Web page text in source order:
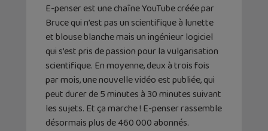
E-penser est une chaîne YouTube créée par
Bruce qui n’est pas un scientifique à lunette
et blouse blanche mais un ingénieur logiciel
qui s’est pris de passion pour la vulgarisation
scientifique. En moyenne, deux à trois fois
par mois, une nouvelle vidéo est publiée, qui
peut durer de 5 minutes à 30 minutes suivant
les sujets. Et ça marche ! E-penser rassemble
désormais plus de 460 000 abonnés.